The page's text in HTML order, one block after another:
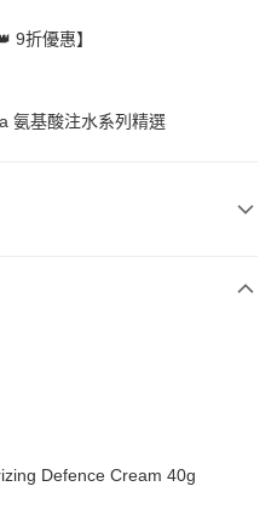
9折優惠】
氨基酸注水系列精選
Defence Cream 40g